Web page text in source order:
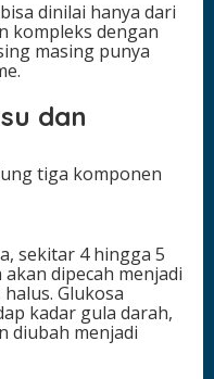
dinilai hanya dari
kompleks dengan
masing punya
dan
tiga komponen
sekitar 4 hingga 5
dipecah menjadi
Glukosa
kadar gula darah,
diubah menjadi